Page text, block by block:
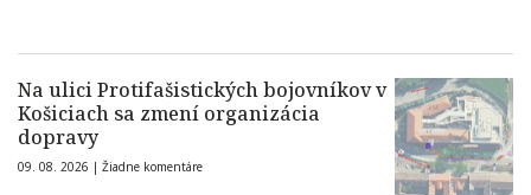
Na ulici Protifašistických bojovníkov v
Košiciach sa zmení organizácia
dopravy
09. 08. 2026 | Žiadne komentáre